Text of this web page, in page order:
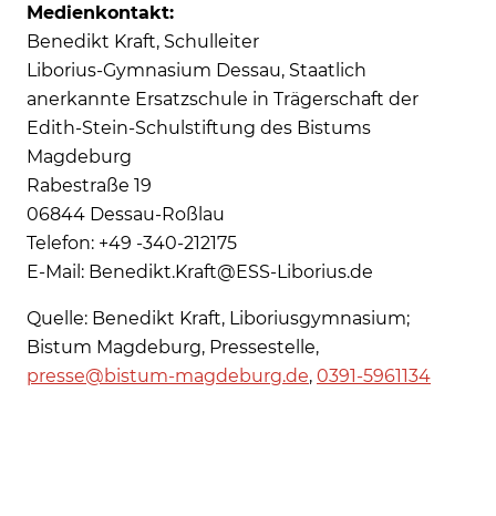
Medienkontakt:
Benedikt Kraft, Schulleiter
Liborius-Gymnasium Dessau, Staatlich
anerkannte Ersatzschule in Trägerschaft der
Edith-Stein-Schulstiftung des Bistums
Magdeburg
Rabestraße 19
06844 Dessau-Roßlau
Telefon: +49 -340-212175
E-Mail: Benedikt.Kraft@ESS-Liborius.de
Quelle: Benedikt Kraft, Liboriusgymnasium;
Bistum Magdeburg, Pressestelle,
presse@bistum-magdeburg.de, 0391-5961134